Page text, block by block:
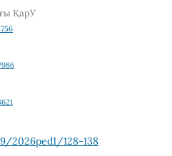
ҚарУ
2026ped1/128-138